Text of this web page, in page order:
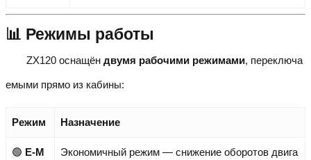
📊 Режимы работы
ZX120 оснащён двумя рабочими режимами, переключа
емыми прямо из кабины:
Режим Назначение
🟢 E-M
Экономичный режим — снижение оборотов двига